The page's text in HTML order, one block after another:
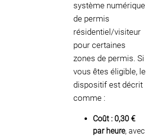
système numérique
de permis
résidentiel/visiteur
pour certaines
zones de permis. Si
vous êtes éligible, le
dispositif est décrit
comme :
Coût : 0,30 €
par heure, avec